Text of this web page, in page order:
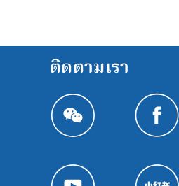
ติดตามเรา